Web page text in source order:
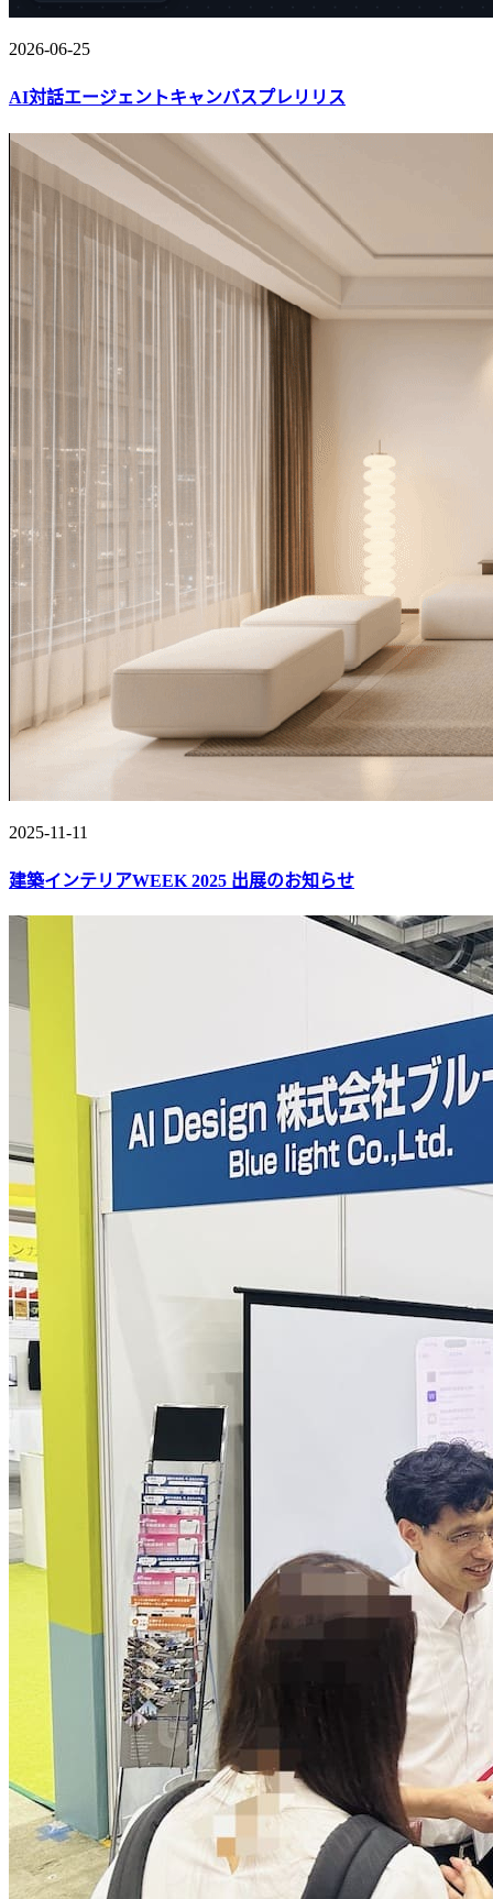
2026-06-25
AI対話エージェントキャンバスプレリリス
2025-11-11
建築インテリアWEEK 2025 出展のお知らせ